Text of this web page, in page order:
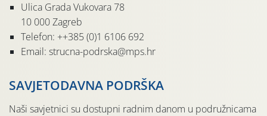
Ulica Grada Vukovara 78
10 000 Zagreb
Telefon: ++385 (0)1 6106 692
Email: strucna-podrska@mps.hr
SAVJETODAVNA PODRŠKA
Naši savjetnici su dostupni radnim danom u podružnicama